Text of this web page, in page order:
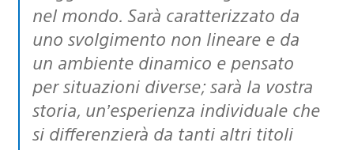
nel mondo. Sarà caratterizzato da
uno svolgimento non lineare e da
un ambiente dinamico e pensato
per situazioni diverse; sarà la vostra
storia, un’esperienza individuale che
si differenzierà da tanti altri titoli